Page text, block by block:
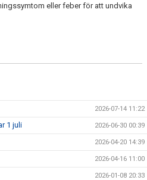
eller feber för att undvika
2026-07-14 11:22
1 juli 2026-06-30 00:39
2026-04-20 14:39
2026-04-16 11:00
2026-01-08 20:33